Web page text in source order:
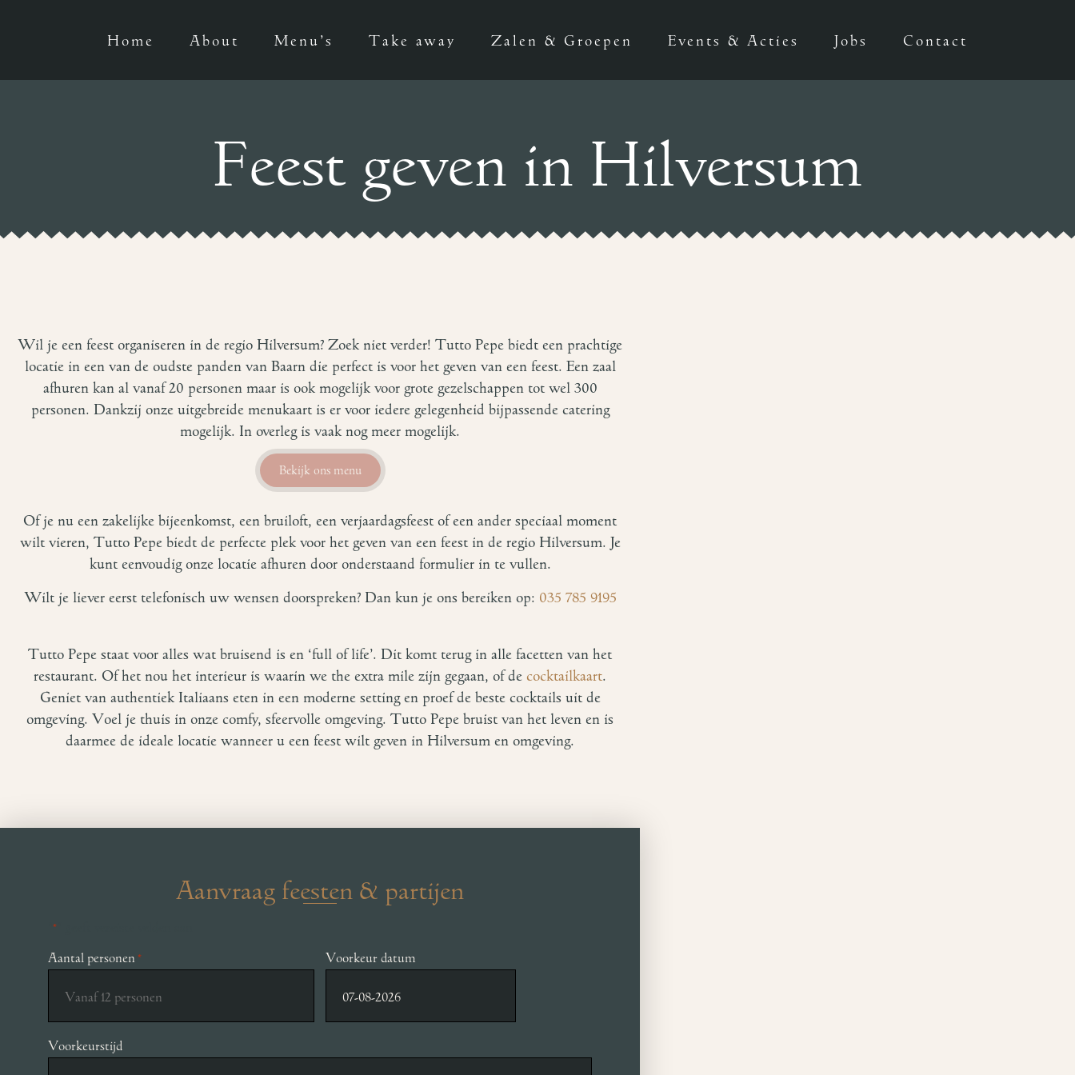
Home About Menu’s Take away Zalen & Groepen Events & Acties Jobs Contact
Feest geven in Hilversum
Wil je een feest organiseren in de regio Hilversum? Zoek niet verder! Tutto Pepe biedt een prachtige
locatie in een van de oudste panden van Baarn die perfect is voor het geven van een feest. Een zaal
afhuren kan al vanaf 20 personen maar is ook mogelijk voor grote gezelschappen tot wel 300
personen. Dankzij onze uitgebreide menukaart is er voor iedere gelegenheid bijpassende catering
mogelijk. In overleg is vaak nog meer mogelijk.
Bekijk ons menu
Of je nu een zakelijke bijeenkomst, een bruiloft, een verjaardagsfeest of een ander speciaal moment
wilt vieren, Tutto Pepe biedt de perfecte plek voor het geven van een feest in de regio Hilversum. Je
kunt eenvoudig onze locatie afhuren door onderstaand formulier in te vullen.
Wilt je liever eerst telefonisch uw wensen doorspreken? Dan kun je ons bereiken op: 035 785 9195
Tutto Pepe staat voor alles wat bruisend is en ‘full of life’. Dit komt terug in alle facetten van het
restaurant. Of het nou het interieur is waarin we the extra mile zijn gegaan, of de cocktailkaart.
Geniet van authentiek Italiaans eten in een moderne setting en proef de beste cocktails uit de
omgeving. Voel je thuis in onze comfy, sfeervolle omgeving. Tutto Pepe bruist van het leven en is
daarmee de ideale locatie wanneer u een feest wilt geven in Hilversum en omgeving.
Aanvraag feesten & partijen
*
Aantal personen * Voorkeur datum
Voorkeurstijd